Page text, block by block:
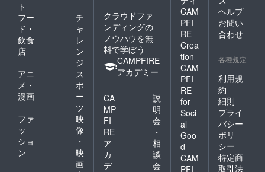
構いません。)・参加
申込方法:お名前、ご
連絡先(メールアドレ
ス、携帯電話番号)、
レッスンご希望時間、
レッスンご希望楽器、
スタジオで受講または
Skype受講、その他ご
質問等を明記し下記宛
メールにてお申し込み
ください。合わせて、
ト
フー
ド・
飲食
店
チ
ャ
レ
ン
ジ
アニ
メ・
漫画
ス
ポ
ー
ツ
ファ
ッ
ショ
ン
映
像
・
映
画
クラウドファ
ンディングの
ノウハウを無
料で学ぼう
CAMPFIRE
アカデミー
CA
MP
FI
RE
ア
カ
デ
説
明
会
・
相
談
会
CAM
PFI
RE
Crea
tion
CAM
PFI
RE
for
Soci
al
Goo
d
CAM
PFI
ヘルプ
お問い
合わせ
各種規定
利用規
約
細則
プライ
バシー
ポリ
シー
特定商
取引法